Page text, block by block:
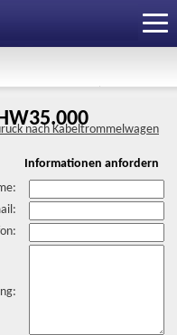
nach Kabeltrommelwagen
Informationen anfordern